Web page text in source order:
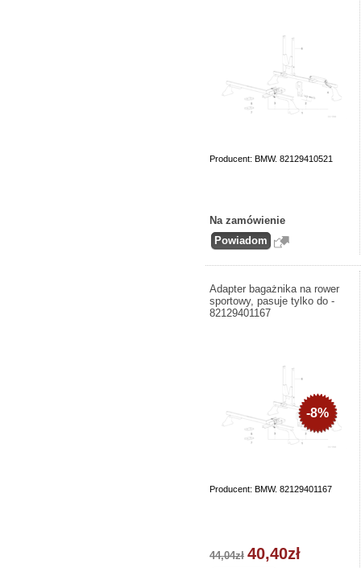
Producent: BMW. 82129410521
Na zamówienie
Adapter bagażnika na rower
sportowy, pasuje tylko do -
82129401167
Producent: BMW. 82129401167
-8%
44,04zł 40,40zł